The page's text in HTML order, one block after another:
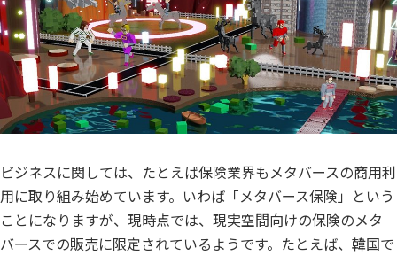
ビジネスに関しては、たとえば保険業界もメタバースの商用利
用に取り組み始めています。いわば「メタバース保険」という
ことになりますが、現時点では、現実空間向けの保険のメタ
バースでの販売に限定されているようです。たとえば、韓国で